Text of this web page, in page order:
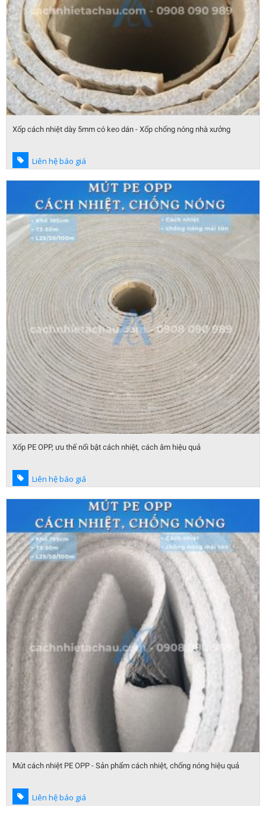
Xốp cách nhiệt dày 5mm có keo dán - Xốp chống nóng nhà xưởng
Liên hệ báo giá
Xốp PE OPP, ưu thế nổi bật cách nhiệt, cách âm hiệu quả
Liên hệ báo giá
Mút cách nhiệt PE OPP - Sản phẩm cách nhiệt, chống nóng hiệu quả
Liên hệ báo giá